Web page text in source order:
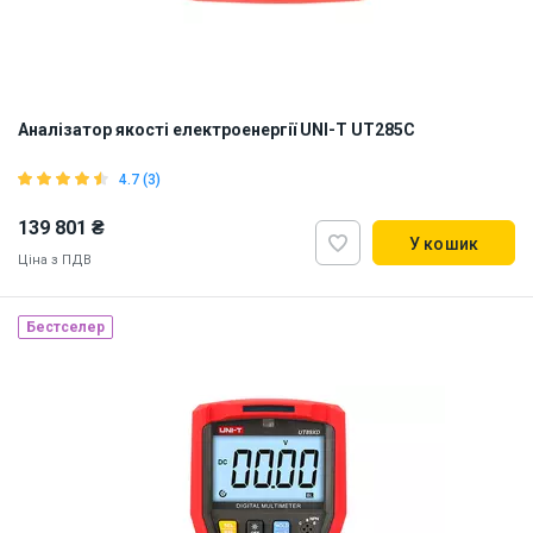
Аналізатор якості електроенергії UNI-T UT285C
4.7 (3)
139 801 ₴
Ціна з ПДВ
У кошик
Бестселер